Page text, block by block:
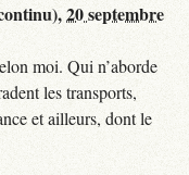
20 septembre
moi. Qui n’aborde
les transports,
et ailleurs, dont le